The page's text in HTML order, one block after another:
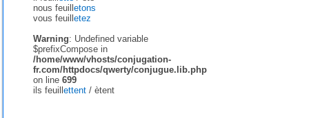
nous feuill etons
vous feuill etez
Warning: Undefined variable
$prefixCompose in
/home/www/vhosts/conjugation-
fr.com/httpdocs/qwerty/conjugue.lib.php
on line 699
ils feuill ettent/ ètent